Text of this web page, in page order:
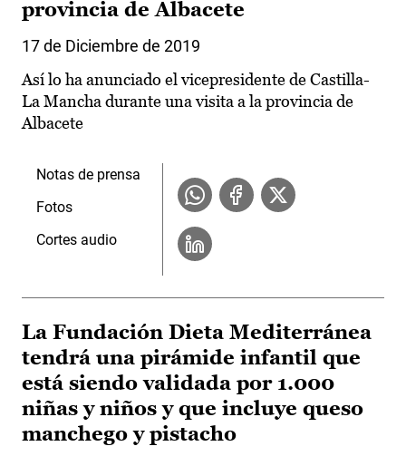
provincia de Albacete
17 de Diciembre de 2019
Así lo ha anunciado el vicepresidente de Castilla-
La Mancha durante una visita a la provincia de
Albacete
Notas de prensa
Fotos
Cortes audio
La Fundación Dieta Mediterránea
tendrá una pirámide infantil que
está siendo validada por 1.000
niñas y niños y que incluye queso
manchego y pistacho